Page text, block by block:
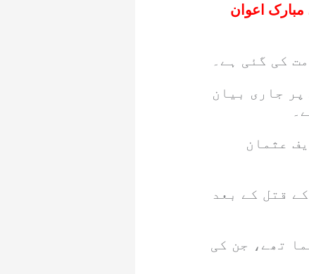
اعوان
کی گئی ہے۔
جاری بیان
عثمان
قتل کے بعد
رہنما تھے، جن کی